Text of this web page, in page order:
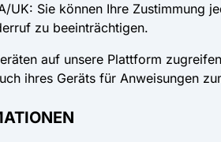
UK: Sie können Ihre
zu beeinträchtigen.
auf unsere Plattform
ihres Geräts für Anweisungen